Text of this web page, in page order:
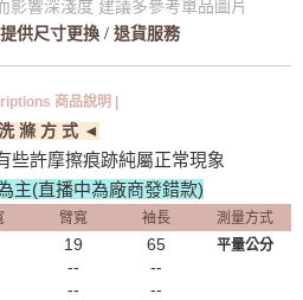
影響深淺度 建議多參考單品圖片
供尺寸更換 / 退貨服務
商品說明 |
滌 方 式 ◄
些許摩擦痕跡純屬正常現象
主(直播中為廠商發錯款)
臂寬 袖長
測量方式
19
--
--
65
--
--
平量公分